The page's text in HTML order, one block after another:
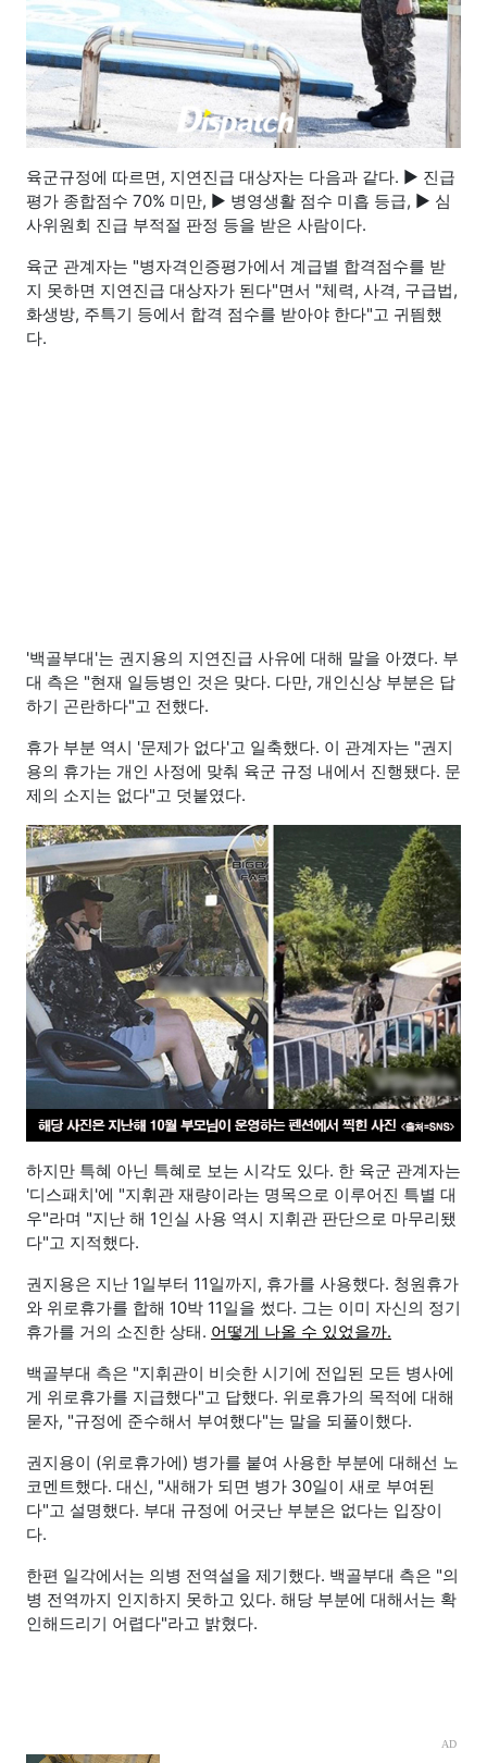
육군규정에 따르면, 지연진급 대상자는 다음과 같다. ▶ 진급
평가 종합점수 70% 미만, ▶ 병영생활 점수 미흡 등급, ▶ 심
사위원회 진급 부적절 판정 등을 받은 사람이다.
육군 관계자는 "병자격인증평가에서 계급별 합격점수를 받
지 못하면 지연진급 대상자가 된다"면서 "체력, 사격, 구급법,
화생방, 주특기 등에서 합격 점수를 받아야 한다"고 귀띔했
다.
'백골부대'는 권지용의 지연진급 사유에 대해 말을 아꼈다. 부
대 측은 "현재 일등병인 것은 맞다. 다만, 개인신상 부분은 답
하기 곤란하다"고 전했다.
휴가 부분 역시 '문제가 없다'고 일축했다. 이 관계자는 "권지
용의 휴가는 개인 사정에 맞춰 육군 규정 내에서 진행됐다. 문
제의 소지는 없다"고 덧붙였다.
하지만 특혜 아닌 특혜로 보는 시각도 있다. 한 육군 관계자는
'디스패치'에 "지휘관 재량이라는 명목으로 이루어진 특별 대
우"라며 "지난 해 1인실 사용 역시 지휘관 판단으로 마무리됐
다"고 지적했다.
권지용은 지난 1일부터 11일까지, 휴가를 사용했다. 청원휴가
와 위로휴가를 합해 10박 11일을 썼다. 그는 이미 자신의 정기
휴가를 거의 소진한 상태. 어떻게 나올 수 있었을까.
백골부대 측은 "지휘관이 비슷한 시기에 전입된 모든 병사에
게 위로휴가를 지급했다"고 답했다. 위로휴가의 목적에 대해
묻자, "규정에 준수해서 부여했다"는 말을 되풀이했다.
권지용이 (위로휴가에) 병가를 붙여 사용한 부분에 대해선 노
코멘트했다. 대신, "새해가 되면 병가 30일이 새로 부여된
다"고 설명했다. 부대 규정에 어긋난 부분은 없다는 입장이
다.
한편 일각에서는 의병 전역설을 제기했다. 백골부대 측은 "의
병 전역까지 인지하지 못하고 있다. 해당 부분에 대해서는 확
인해드리기 어렵다"라고 밝혔다.